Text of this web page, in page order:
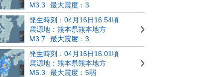
M3.3
最大震度：3
発生時刻：04月16日16:54頃
震源地：熊本県熊本地方
M3.7
最大震度：3
発生時刻：04月16日16:01頃
震源地：熊本県熊本地方
M5.3
最大震度：5弱